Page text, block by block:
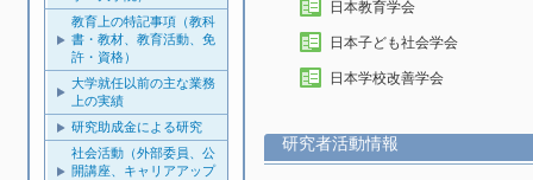
教育上の特記事項（教科
書・教材、教育活動、免
許・資格）
大学就任以前の主な業務
上の実績
研究助成金による研究
社会活動（外部委員、公
開講座、キャリアアップ
日本教育学会
日本子ども社会学会
日本学校改善学会
研究者活動情報